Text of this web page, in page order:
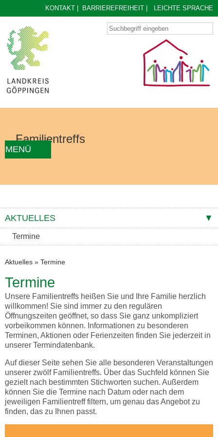
KONTAKT BARRIEREFREIHEIT LEICHTE SPRACHE
MENÜ
KONZEPT KONTAKTE
Familientreffs
AKTUELLES
Termine
Aktuelles » Termine
Termine
Unsere Familientreffs heißen Sie und Ihre Familie herzlich
willkommen! Sie sind immer zu den regulären
Öffnungszeiten geöffnet, so dass Sie ganz unkompliziert
vorbeikommen können. Informationen zu besonderen
Terminen, Aktionen oder Ferienzeiten finden Sie jederzeit in
unserer Termindatenbank.
Auf dieser Seite sehen Sie alle besonderen Veranstaltungen
unserer zwölf Familientreffs. Über das Suchfeld können Sie
gezielt nach bestimmten Stichworten suchen. Außerdem
können Sie die Termine nach Datum oder nach dem
jeweiligen Familientreff filtern, um genau das Angebot zu
finden, das zu Ihnen passt.